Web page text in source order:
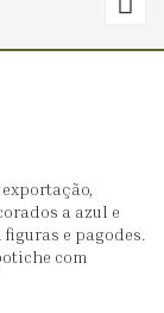
a azul e
e pagodes.
com